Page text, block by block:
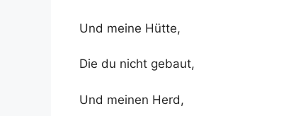
Und meine Hütte,
Die du nicht gebaut,
Und meinen Herd,